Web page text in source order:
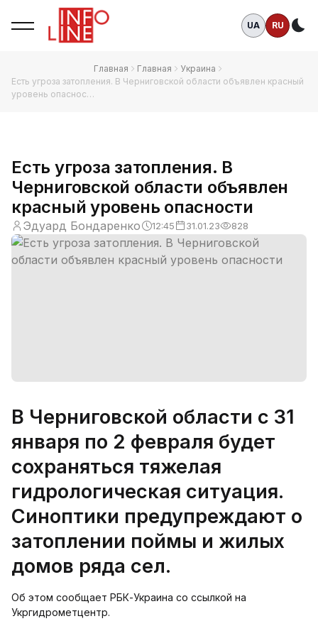
UA RU
Главная Главная
Украина
Есть угроза затопления. В Черниговской области объявлен красный
уровень опаснос…
Есть угроза затопления. В
Черниговской области объявлен
красный уровень опасности
Эдуард Бондаренко 12:45 31.01.23 828
В Черниговской области с 31
января по 2 февраля будет
сохраняться тяжелая
гидрологическая ситуация.
Синоптики предупреждают о
затоплении поймы и жилых
домов ряда сел.
Об этом сообщает РБК-Украина со ссылкой на
Укргидрометцентр.